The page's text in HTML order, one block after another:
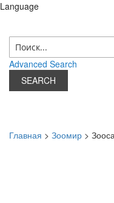
Language
Advanced Search
SEARCH
Главная > Зоомир >